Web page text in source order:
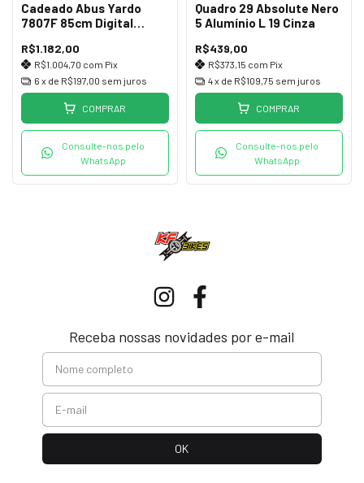
Cadeado Abus Yardo
7807F 85cm Digital
R$1.182,00
R$1.004,70 com Pix
6 x de R$197,00 sem juros
COMPRAR
Consulte-nos pelo
WhatsApp
Quadro 29 Absolute Nero
5 Alumínio L 19 Cinza
R$439,00
R$373,15 com Pix
4x de R$109,75 sem juros
COMPRAR
Consulte-nos pelo
WhatsApp
Receba nossas novidades por e-mail